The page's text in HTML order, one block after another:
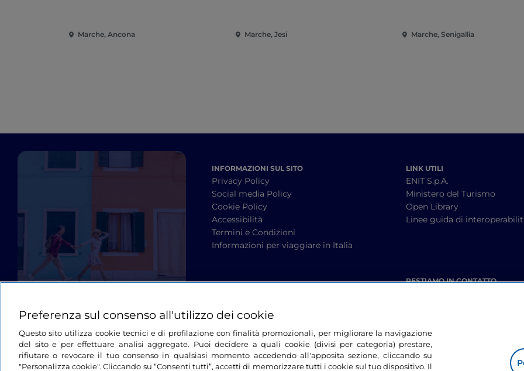
Marche, Ancona Marche, Jesi Marche, Senigallia
INFORMAZIONI SUL SITO
Privacy Policy
Social media Policy
Cookie Policy
Accessibilità
Termini e Condizioni
Informazioni per viaggiare in Italia
LINK UTILI
ENIT S.p.A.
Ministero del Turismo
Open Library
Linee guida di
RESTIAMO IN CONTATTO
Preferenza sul consenso all'utilizzo dei cookie
Questo sito utilizza cookie tecnici e di profilazione con finalità promozionali, per migliorare la navigazione
del sito e per effettuare analisi aggregate. Puoi decidere a quali cookie (divisi per categoria) prestare,
rifiutare o revocare il tuo consenso in qualsiasi momento accedendo all'apposita sezione, cliccando su
"Personalizza cookie". Cliccando su “Consenti tutti”, accetti di memorizzare tutti i cookie sul tuo dispositivo. Il